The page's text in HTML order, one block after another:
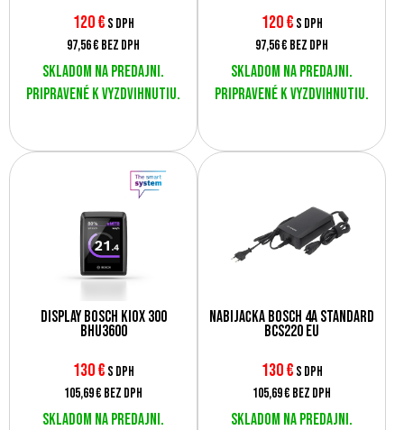
120€ s DPH
97,56 € bez DPH
Skladom na predajni.
Pripravené k vyzdvihnutiu.
120€ s DPH
97,56 € bez DPH
Skladom na predajni.
Pripravené k vyzdvihnutiu.
Display Bosch Kiox 300
BHU3600
130€ s DPH
105,69 € bez DPH
Skladom na predajni.
Nabíjačka Bosch 4A Standard
BCS220 EU
130€ s DPH
105,69 € bez DPH
Skladom na predajni.